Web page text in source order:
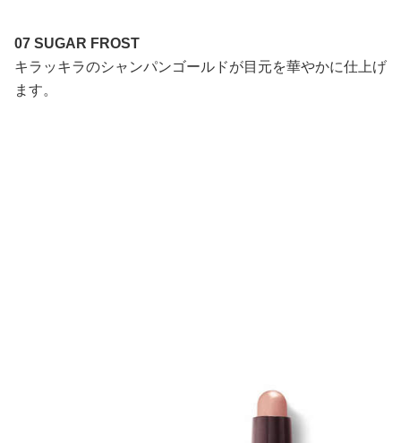
07 SUGAR FROST
キラッキラのシャンパンゴールドが目元を華やかに仕上げ
ます。